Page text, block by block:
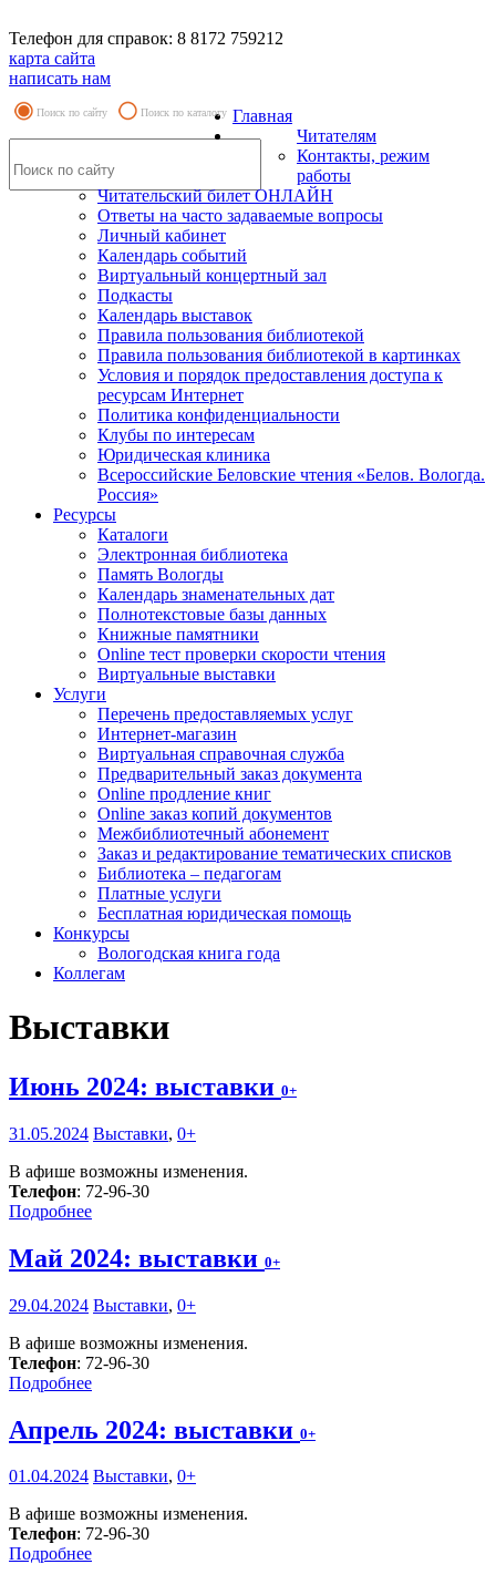
Телефон для справок: 8 8172 759212
карта сайта
написать нам
Поиск по сайту Поиск по каталогу Главная
Читателям
Контакты, режим
работы
Читательский билет ОНЛАЙН
Ответы на часто задаваемые вопросы
Личный кабинет
Календарь событий
Виртуальный концертный зал
Подкасты
Календарь выставок
Правила пользования библиотекой
Правила пользования библиотекой в картинках
Условия и порядок предоставления доступа к
ресурсам Интернет
Политика конфиденциальности
Клубы по интересам
Юридическая клиника
Всероссийские Беловские чтения «Белов. Вологда.
Россия»
Ресурсы
Каталоги
Электронная библиотека
Память Вологды
Календарь знаменательных дат
Полнотекстовые базы данных
Книжные памятники
Online тест проверки скорости чтения
Виртуальные выставки
Услуги
Перечень предоставляемых услуг
Интернет-магазин
Виртуальная справочная служба
Предварительный заказ документа
Online продление книг
Online заказ копий документов
Межбиблиотечный абонемент
Заказ и редактирование тематических списков
Библиотека – педагогам
Платные услуги
Бесплатная юридическая помощь
Конкурсы
Вологодская книга года
Коллегам
Выставки
Июнь 2024: выставки 0+
31.05.2024 Выставки, 0+
В афише возможны изменения.
Телефон: 72-96-30
Подробнее
Май 2024: выставки 0+
29.04.2024 Выставки, 0+
В афише возможны изменения.
Телефон: 72-96-30
Подробнее
Апрель 2024: выставки 0+
01.04.2024 Выставки, 0+
В афише возможны изменения.
Телефон: 72-96-30
Подробнее